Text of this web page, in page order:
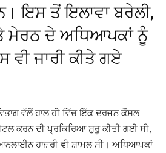
ਇਸ ਤੋਂ ਇਲਾਵਾ ਬਰੇਲੀ,
ਮੇਰਠ ਦੇ ਅਧਿਆਪਕਾਂ ਨੂੰ
ਵੀ ਜਾਰੀ ਕੀਤੇ ਗਏ
ਵੱਲੋਂ ਹਾਲ ਹੀ ਵਿੱਚ ਇੱਕ ਦਰਜਨ ਕੌਂਸਲ
ਕਰਨ ਦੀ ਪ੍ਰਕਿਰਿਆ ਸ਼ੁਰੂ ਕੀਤੀ ਗਈ ਸੀ,
ਹਾਜ਼ਰੀ ਵੀ ਸ਼ਾਮਲ ਸੀ। ਅਧਿਆਪਕਾਂ